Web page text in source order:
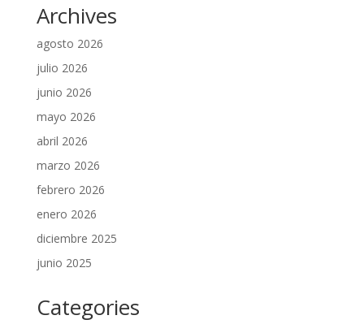
Archives
agosto 2026
julio 2026
junio 2026
mayo 2026
abril 2026
marzo 2026
febrero 2026
enero 2026
diciembre 2025
junio 2025
Categories